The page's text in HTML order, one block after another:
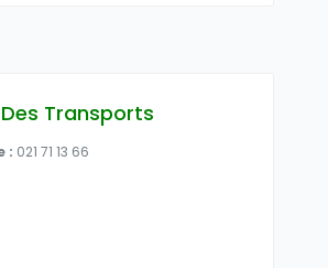
Transports
: 021 71 13 66